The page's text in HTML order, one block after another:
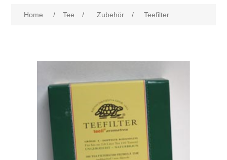
Home / Tee / Zubehör / Teefilter